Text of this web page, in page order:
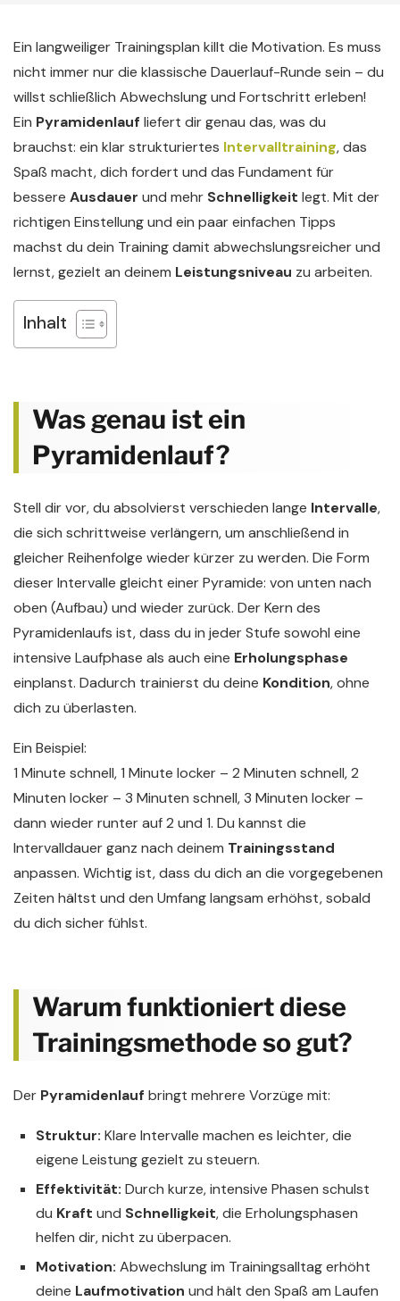
Ein langweiliger Trainingsplan killt die Motivation. Es muss
nicht immer nur die klassische Dauerlauf-Runde sein – du
willst schließlich Abwechslung und Fortschritt erleben!
Ein Pyramidenlauf liefert dir genau das, was du
brauchst: ein klar strukturiertes Intervalltraining, das
Spaß macht, dich fordert und das Fundament für
bessere Ausdauer und mehr Schnelligkeit legt. Mit der
richtigen Einstellung und ein paar einfachen Tipps
machst du dein Training damit abwechslungsreicher und
lernst, gezielt an deinem Leistungsniveau zu arbeiten.
Inhalt
Was genau ist ein
Pyramidenlauf?
Stell dir vor, du absolvierst verschieden lange Intervalle,
die sich schrittweise verlängern, um anschließend in
gleicher Reihenfolge wieder kürzer zu werden. Die Form
dieser Intervalle gleicht einer Pyramide: von unten nach
oben (Aufbau) und wieder zurück. Der Kern des
Pyramidenlaufs ist, dass du in jeder Stufe sowohl eine
intensive Laufphase als auch eine Erholungsphase
einplanst. Dadurch trainierst du deine Kondition, ohne
dich zu überlasten.
Ein Beispiel:
1 Minute schnell, 1 Minute locker – 2 Minuten schnell, 2
Minuten locker – 3 Minuten schnell, 3 Minuten locker –
dann wieder runter auf 2 und 1. Du kannst die
Intervalldauer ganz nach deinem Trainingsstand
anpassen. Wichtig ist, dass du dich an die vorgegebenen
Zeiten hältst und den Umfang langsam erhöhst, sobald
du dich sicher fühlst.
Warum funktioniert diese
Trainingsmethode so gut?
Der Pyramidenlauf bringt mehrere Vorzüge mit:
Struktur: Klare Intervalle machen es leichter, die
eigene Leistung gezielt zu steuern.
Effektivität: Durch kurze, intensive Phasen schulst
du Kraft und Schnelligkeit, die Erholungsphasen
helfen dir, nicht zu überpacen.
Motivation: Abwechslung im Trainingsalltag erhöht
deine Laufmotivation und hält den Spaß am Laufen